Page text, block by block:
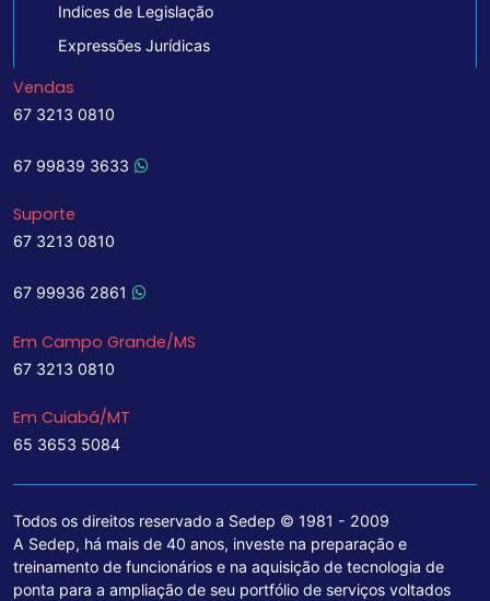
Indices de Legislação
Expressões Jurídicas
Vendas
67 3213 0810
67 99839 3633
Suporte
67 3213 0810
67 99936 2861
Em Campo Grande/MS
67 3213 0810
Em Cuiabá/MT
65 3653 5084
Todos os direitos reservado a Sedep © 1981 - 2009
A Sedep, há mais de 40 anos, investe na preparação e
treinamento de funcionários e na aquisição de tecnologia de
ponta para a ampliação de seu portfólio de serviços voltados